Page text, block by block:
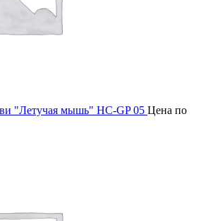
"Летучая мышь" HC-GP 05 Цена по